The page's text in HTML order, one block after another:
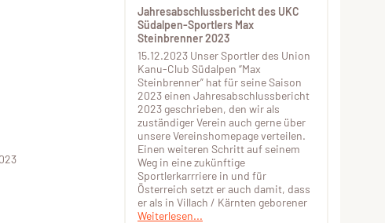
Jahresabschlussbericht des UKC
Südalpen-Sportlers Max
Steinbrenner 2023
15.12.2023 Unser Sportler des Union
Kanu-Club Südalpen “Max
Steinbrenner” hat für seine Saison
2023 einen Jahresabschlussbericht
2023 geschrieben, den wir als
zuständiger Verein auch gerne über
unsere Vereinshomepage verteilen.
Einen weiteren Schritt auf seinem
Weg in eine zukünftige
Sportlerkarrriere in und für
Österreich setzt er auch damit, dass
er als in Villach / Kärnten geborener
Weiterlesen...